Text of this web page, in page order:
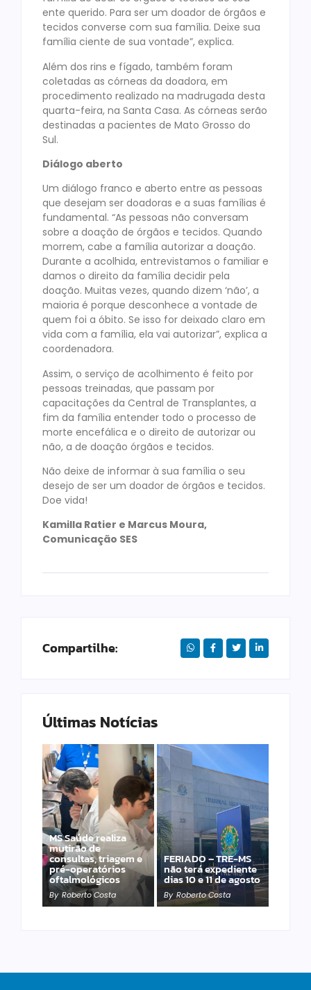
ente querido. Para ser um doador de órgãos e
tecidos converse com sua família. Deixe sua
família ciente de sua vontade”, explica.
Além dos rins e fígado, também foram
coletadas as córneas da doadora, em
procedimento realizado na madrugada desta
quarta-feira, na Santa Casa. As córneas serão
destinadas a pacientes de Mato Grosso do
Sul.
Diálogo aberto
Um diálogo franco e aberto entre as pessoas
que desejam ser doadoras e a suas famílias é
fundamental. “As pessoas não conversam
sobre a doação de órgãos e tecidos. Quando
morrem, cabe a família autorizar a doação.
Durante a acolhida, entrevistamos o familiar e
damos o direito da família decidir pela
doação. Muitas vezes, quando dizem ‘não’, a
maioria é porque desconhece a vontade de
quem foi a óbito. Se isso for deixado claro em
vida com a família, ela vai autorizar”, explica a
coordenadora.
Assim, o serviço de acolhimento é feito por
pessoas treinadas, que passam por
capacitações da Central de Transplantes, a
fim da família entender todo o processo de
morte encefálica e o direito de autorizar ou
não, a de doação órgãos e tecidos.
Não deixe de informar à sua família o seu
desejo de ser um doador de órgãos e tecidos.
Doe vida!
Kamilla Ratier e Marcus Moura,
Comunicação SES
Compartilhe:
Últimas Notícias
MS Saúde realiza
mutirão de
consultas, triagem e
pré-operatórios
oftalmológicos
By Roberto Costa
FERIADO – TRE-MS
não terá expediente
dias 10 e 11 de agosto
By Roberto Costa
Laranja azeda atrai
investimento
francês para
produção de óleos
essenciais
By Roberto Costa